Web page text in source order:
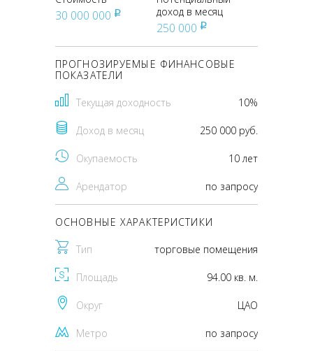
30 000 000 pуб
доход в месяц
250 000 pуб
ПРОГНОЗИРУЕМЫЕ ФИНАНСОВЫЕ
ПОКАЗАТЕЛИ
Текущая доходность 10%
Доход в месяц 250 000 руб.
Окупаемость 10 лет
Арендатор по запросу
ОСНОВНЫЕ ХАРАКТЕРИСТИКИ
Тип торговые помещения
Площадь 94.00 кв. м.
Округ ЦАО
Метро по запросу